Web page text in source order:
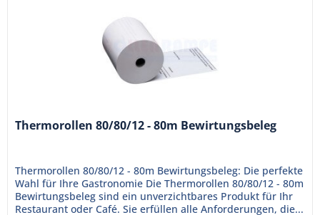
Thermorollen 80/80/12 - 80m Bewirtungsbeleg
Thermorollen 80/80/12 - 80m Bewirtungsbeleg: Die perfekte
Wahl für Ihre Gastronomie Die Thermorollen 80/80/12 - 80m
Bewirtungsbeleg sind ein unverzichtbares Produkt für Ihr
Restaurant oder Café. Sie erfüllen alle Anforderungen, die...